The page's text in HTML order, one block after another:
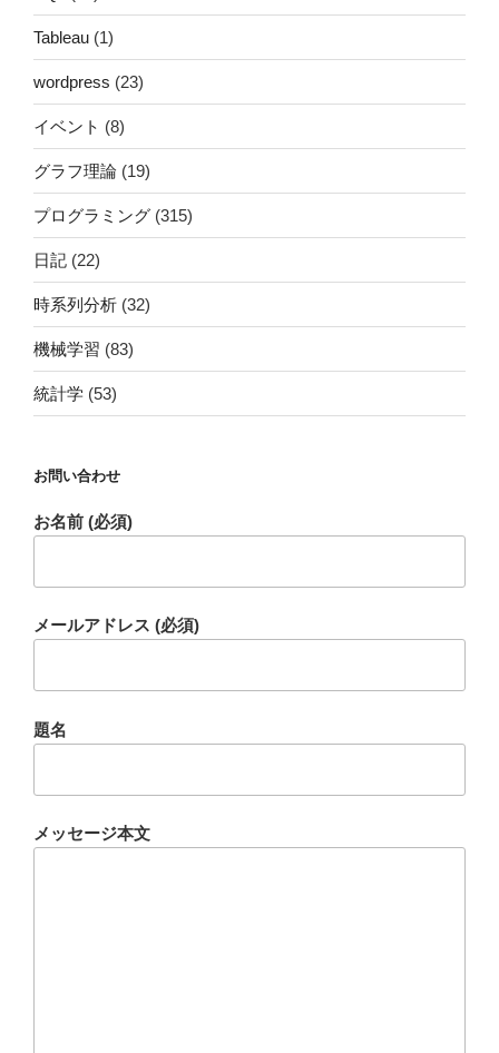
Tableau (1)
wordpress (23)
イベント (8)
グラフ理論 (19)
プログラミング (315)
日記 (22)
時系列分析 (32)
機械学習 (83)
統計学 (53)
お問い合わせ
お名前 (必須)
メールアドレス (必須)
題名
メッセージ本文